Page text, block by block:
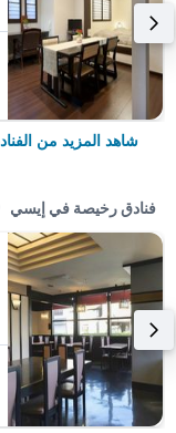
شاهد المزيد من
فنادق رخيصة في إيسي